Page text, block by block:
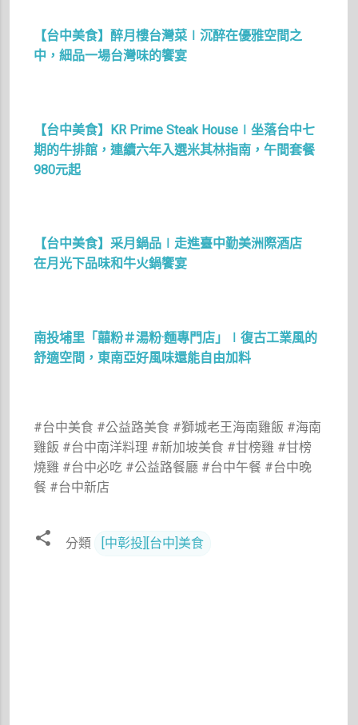
【台中美食】醉月樓台灣菜∣沉醉在優雅空間之
中，細品一場台灣味的饗宴
【台中美食】KR Prime Steak House∣坐落台中七
期的牛排館，連續六年入選米其林指南，午間套餐
980元起
【台中美食】采月鍋品∣走進臺中勤美洲際酒店
在月光下品味和牛火鍋饗宴
南投埔里「囍粉＃湯粉·麵專門店」∣復古工業風的
舒適空間，東南亞好風味還能自由加料
#台中美食 #公益路美食 #獅城老王海南雞飯 #海南
雞飯 #台中南洋料理 #新加坡美食 #甘榜雞 #甘榜
燒雞 #台中必吃 #公益路餐廳 #台中午餐 #台中晚
餐 #台中新店
分類 [中彰投][台中]美食